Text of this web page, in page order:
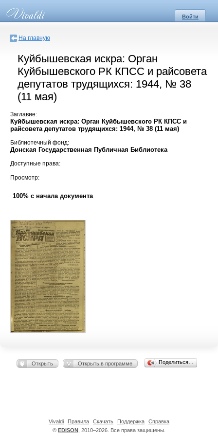
Войти
На главную
Куйбышевская искра: Орган
Куйбышевского РК КПСС и райсовета
депутатов трудящихся: 1944, № 38
(11 мая)
Заглавие:
Куйбышевская искра: Орган Куйбышевского РК КПСС и
райсовета депутатов трудящихся: 1944, № 38 (11 мая)
Библиотечный фонд:
Донская Государственная Публичная Библиотека
Доступные права:
Просмотр:
100% с начала документа
Открыть Открыть в программе Поделиться…
© EDISON , 2010–2026. Все права защищены.
Vivaldi Правила Скачать Поддержка Справка